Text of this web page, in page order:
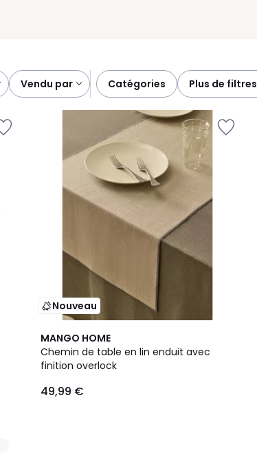
vendu par catégories plus de filtres
Nouveau
MANGO HOME
Chemin de table en lin enduit avec
finition overlock
49,99 €